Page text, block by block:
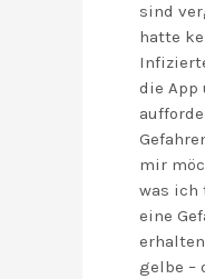
sind
hatte
die App
mir
was ich
eine
gelbe –